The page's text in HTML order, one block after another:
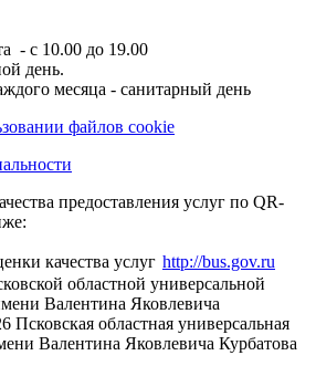
- с 10.00 до 19.00
день.
месяца - санитарный день
файлов cookie
предоставления услуг по QR-
http://bus.gov.ru
областной универсальной
Валентина Яковлевича
Псковская областная универсальная
Валентина Яковлевича Курбатова